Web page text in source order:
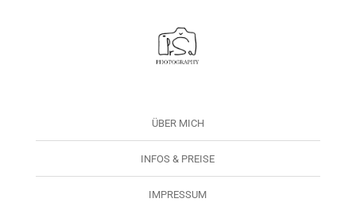
ÜBER MICH
INFOS & PREISE
IMPRESSUM